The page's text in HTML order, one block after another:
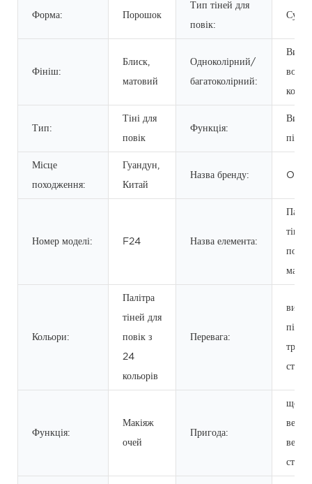
Форма: Порошок
Тип тіней для
повік:
Фініш:
Блиск,
матовий
Одноколірний/
багатоколірний:
Вище
Тип:
Тіні для
повік
Функція:
Місце
походження:
Гуандун,
Китай
Назва бренду:
Номер моделі: F24 Назва елемента:
тіней
повік
Кольори:
Палітра
тіней для
повік з
24
кольорів
Перевага:
Функція:
Макіяж
очей
Пригода:
стадія